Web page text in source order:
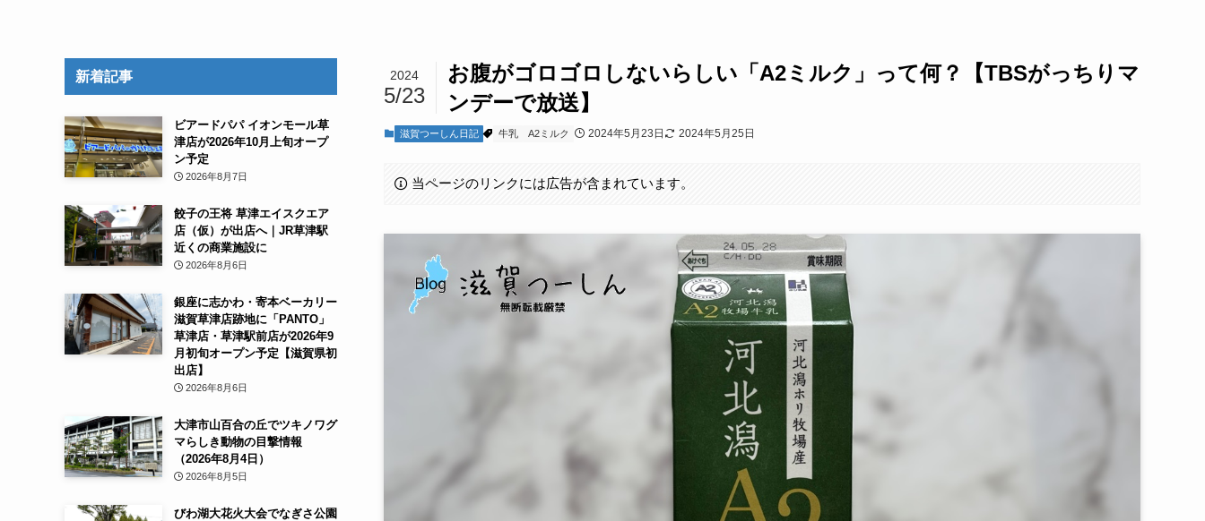
お腹がゴロゴロしないらしい「A2ミルク」って何？【TBSがっちりマ
ンデーで放送】
2024
5/23
滋賀つーしん日記 牛乳 A2ミルク 2024年5月23日 2024年5月25日
当ページのリンクには広告が含まれています。
新着記事
ビアードパパ イオンモール草
津店が2026年10月上旬オープ
ン予定
2026年8月7日
餃子の王将 草津エイスクエア
店（仮）が出店へ｜JR草津駅
近くの商業施設に
2026年8月6日
銀座に志かわ・寄本ベーカリー
滋賀草津店跡地に「PANTO」
草津店・草津駅前店が2026年9
月初旬オープン予定【滋賀県初
出店】
2026年8月6日
大津市山百合の丘でツキノワグ
マらしき動物の目撃情報
（2026年8月4日）
2026年8月5日
びわ湖大花火大会でなぎさ公園